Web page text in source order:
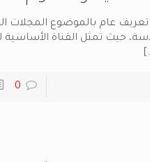
عام بالموضوع المجلات
حيث تمثل القناة الأساسية
0